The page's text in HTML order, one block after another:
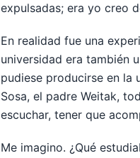
expulsadas; era yo creo
En realidad fue una
universidad era también
pudiese producirse en la
Sosa, el padre Weitak,
escuchar, tener que
Me imagino. ¿Qué